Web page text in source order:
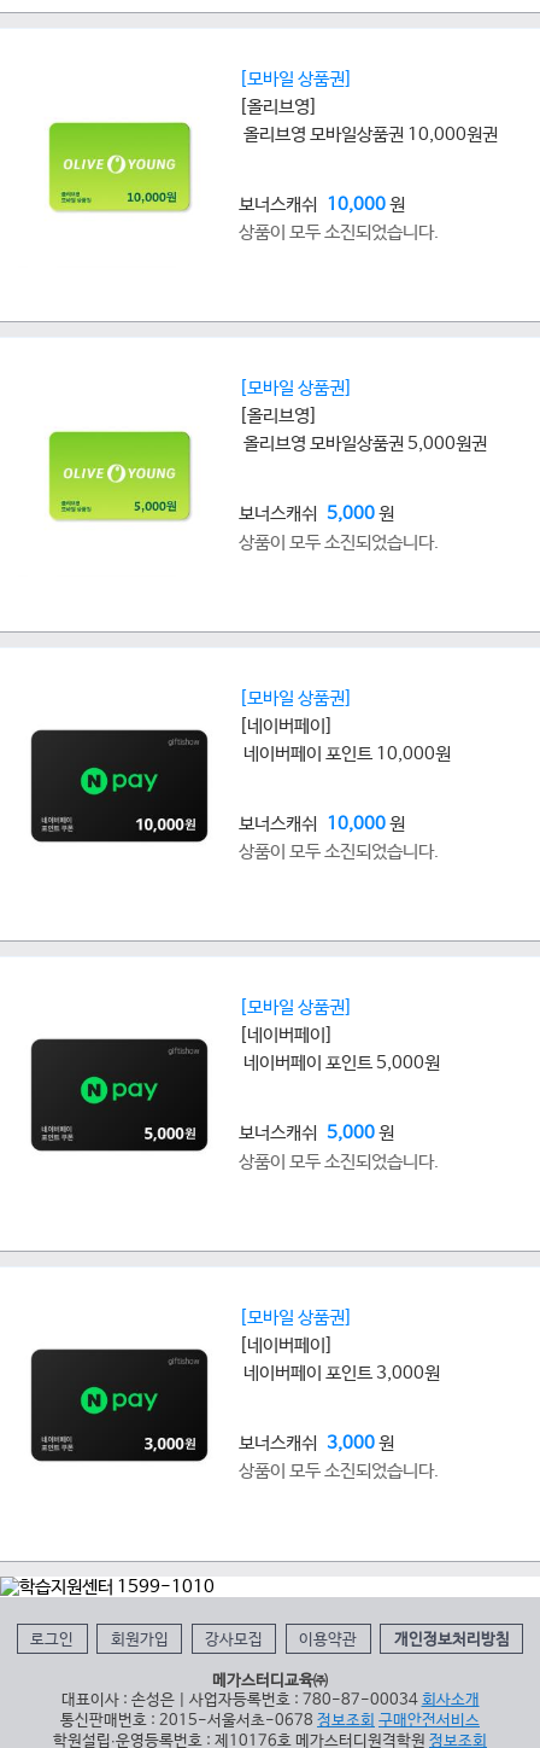
[모바일 상품권]
[올리브영]
올리브영 모바일상품권 10,000원권
보너스캐쉬 10,000원
상품이 모두 소진되었습니다.
[모바일 상품권]
[올리브영]
올리브영 모바일상품권 5,000원권
보너스캐쉬 5,000원
상품이 모두 소진되었습니다.
[모바일 상품권]
[네이버페이]
네이버페이 포인트 10,000원
보너스캐쉬 10,000원
상품이 모두 소진되었습니다.
[모바일 상품권]
[네이버페이]
네이버페이 포인트 5,000원
보너스캐쉬 5,000원
상품이 모두 소진되었습니다.
[모바일 상품권]
[네이버페이]
네이버페이 포인트 3,000원
보너스캐쉬 3,000원
상품이 모두 소진되었습니다.
로그인 회원가입 강사모집 이용약관 개인정보처리방침
메가스터디교육㈜
대표이사 : 손성은 | 사업자등록번호 : 780-87-00034 회사소개
통신판매번호 : 2015-서울서초-0678 정보조회 구매안전서비스
학원설립∙운영등록번호 : 제10176호 메가스터디원격학원 정보조회